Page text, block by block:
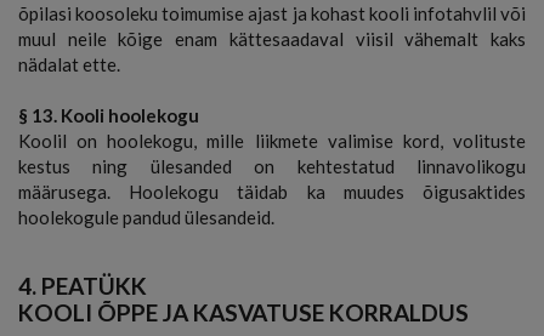
õpilasi koosoleku toimumise ajast ja kohast kooli infotahvlil või
muul neile kõige enam kättesaadaval viisil vähemalt kaks
nädalat ette.
§ 13. Kooli hoolekogu
Koolil on hoolekogu, mille liikmete valimise kord, volituste
kestus ning ülesanded on kehtestatud linnavolikogu
määrusega. Hoolekogu täidab ka muudes õigusaktides
hoolekogule pandud ülesandeid.
4. PEATÜKK
KOOLI ÕPPE JA KASVATUSE KORRALDUS